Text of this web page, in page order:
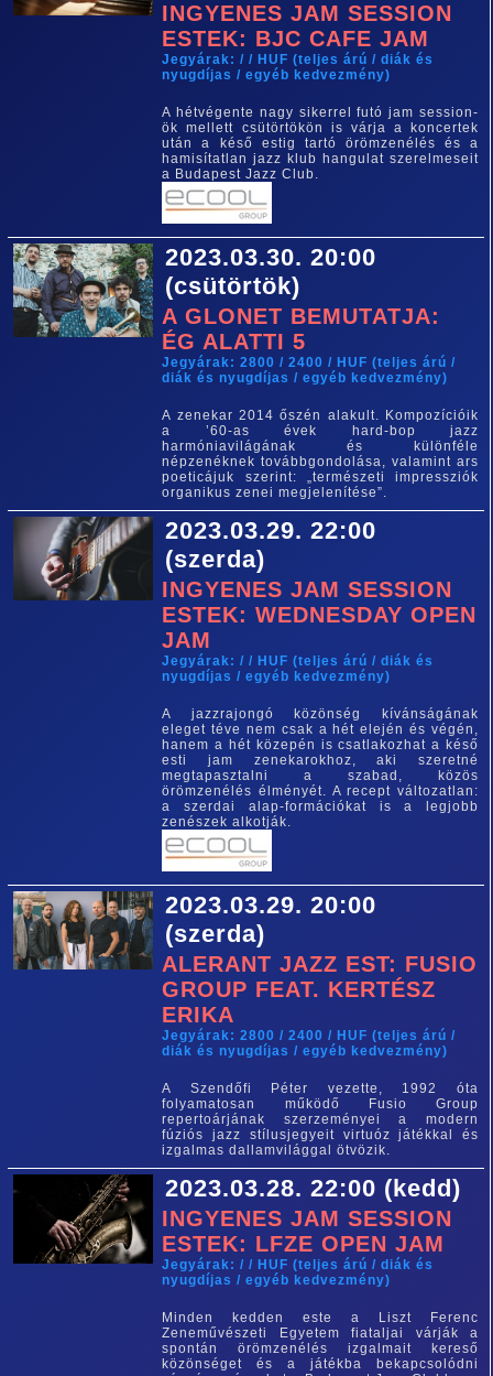
INGYENES JAM SESSION
ESTEK: BJC CAFE JAM
Jegyárak: / / HUF (teljes árú / diák és
nyugdíjas / egyéb kedvezmény)
A hétvégente nagy sikerrel futó jam session-
ök mellett csütörtökön is várja a koncertek
után a késő estig tartó örömzenélés és a
hamisítatlan jazz klub hangulat szerelmeseit
a Budapest Jazz Club.
2023.03.30. 20:00
(csütörtök)
A GLONET BEMUTATJA:
ÉG ALATTI 5
Jegyárak: 2800 / 2400 / HUF (teljes árú /
diák és nyugdíjas / egyéb kedvezmény)
A zenekar 2014 őszén alakult. Kompozícióik
a ’60-as évek hard-bop jazz
harmóniavilágának és különféle
népzenéknek továbbgondolása, valamint ars
poeticájuk szerint: „természeti impressziók
organikus zenei megjelenítése”.
2023.03.29. 22:00
(szerda)
INGYENES JAM SESSION
ESTEK: WEDNESDAY OPEN
JAM
Jegyárak: / / HUF (teljes árú / diák és
nyugdíjas / egyéb kedvezmény)
A jazzrajongó közönség kívánságának
eleget téve nem csak a hét elején és végén,
hanem a hét közepén is csatlakozhat a késő
esti jam zenekarokhoz, aki szeretné
megtapasztalni a szabad, közös
örömzenélés élményét. A recept változatlan:
a szerdai alap-formációkat is a legjobb
zenészek alkotják.
2023.03.29. 20:00
(szerda)
ALERANT JAZZ EST: FUSIO
GROUP FEAT. KERTÉSZ
ERIKA
Jegyárak: 2800 / 2400 / HUF (teljes árú /
diák és nyugdíjas / egyéb kedvezmény)
A Szendőfi Péter vezette, 1992 óta
folyamatosan működő Fusio Group
repertoárjának szerzeményei a modern
fúziós jazz stílusjegyeit virtuóz játékkal és
izgalmas dallamvilággal ötvözik.
2023.03.28. 22:00 (kedd)
INGYENES JAM SESSION
ESTEK: LFZE OPEN JAM
Jegyárak: / / HUF (teljes árú / diák és
nyugdíjas / egyéb kedvezmény)
Minden kedden este a Liszt Ferenc
Zeneművészeti Egyetem fiataljai várják a
spontán örömzenélés izgalmait kereső
közönséget és a játékba bekapcsolódni